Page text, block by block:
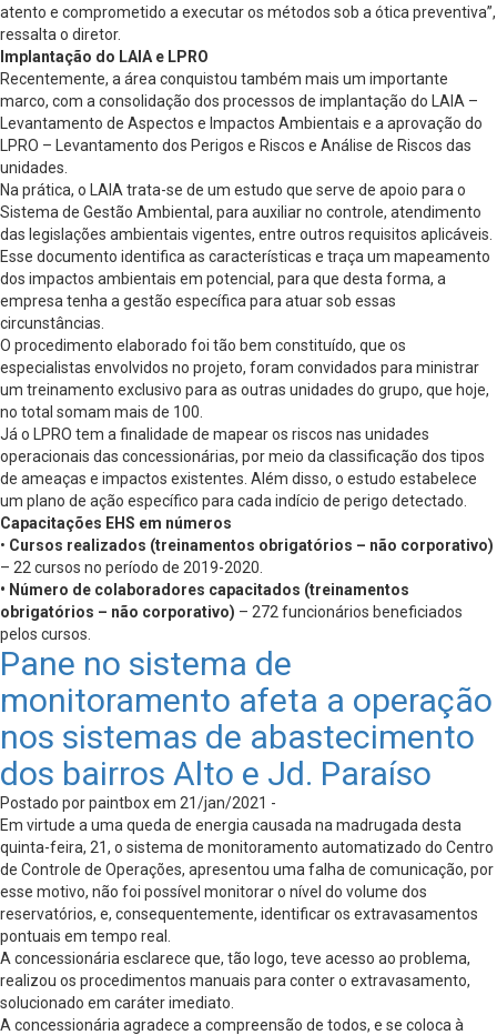
atento e comprometido a executar os métodos sob a ótica preventiva”,
ressalta o diretor.
Implantação do LAIA e LPRO
Recentemente, a área conquistou também mais um importante
marco, com a consolidação dos processos de implantação do LAIA –
Levantamento de Aspectos e Impactos Ambientais e a aprovação do
LPRO – Levantamento dos Perigos e Riscos e Análise de Riscos das
unidades.
Na prática, o LAIA trata-se de um estudo que serve de apoio para o
Sistema de Gestão Ambiental, para auxiliar no controle, atendimento
das legislações ambientais vigentes, entre outros requisitos aplicáveis.
Esse documento identifica as características e traça um mapeamento
dos impactos ambientais em potencial, para que desta forma, a
empresa tenha a gestão específica para atuar sob essas
circunstâncias.
O procedimento elaborado foi tão bem constituído, que os
especialistas envolvidos no projeto, foram convidados para ministrar
um treinamento exclusivo para as outras unidades do grupo, que hoje,
no total somam mais de 100.
Já o LPRO tem a finalidade de mapear os riscos nas unidades
operacionais das concessionárias, por meio da classificação dos tipos
de ameaças e impactos existentes. Além disso, o estudo estabelece
um plano de ação específico para cada indício de perigo detectado.
Capacitações EHS em números
• Cursos realizados (treinamentos obrigatórios – não corporativo)
– 22 cursos no período de 2019-2020.
• Número de colaboradores capacitados (treinamentos
obrigatórios – não corporativo) – 272 funcionários beneficiados
pelos cursos.
Pane no sistema de
monitoramento afeta a operação
nos sistemas de abastecimento
dos bairros Alto e Jd. Paraíso
Postado por paintbox em 21/jan/2021 -
Em virtude a uma queda de energia causada na madrugada desta
quinta-feira, 21, o sistema de monitoramento automatizado do Centro
de Controle de Operações, apresentou uma falha de comunicação, por
esse motivo, não foi possível monitorar o nível do volume dos
reservatórios, e, consequentemente, identificar os extravasamentos
pontuais em tempo real.
A concessionária esclarece que, tão logo, teve acesso ao problema,
realizou os procedimentos manuais para conter o extravasamento,
solucionado em caráter imediato.
A concessionária agradece a compreensão de todos, e se coloca à